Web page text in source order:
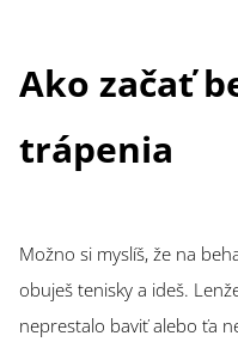
Ako začať
trápenia
Možno si myslíš, že na
obuješ tenisky a ideš.
neprestalo baviť alebo ťa